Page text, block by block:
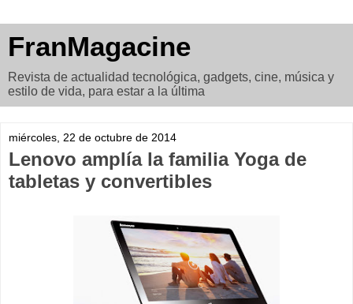
FranMagacine
Revista de actualidad tecnológica, gadgets, cine, música y
estilo de vida, para estar a la última
miércoles, 22 de octubre de 2014
Lenovo amplía la familia Yoga de
tabletas y convertibles